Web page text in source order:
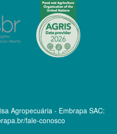
Agropecuária - Embrapa SAC:
fale-conosco